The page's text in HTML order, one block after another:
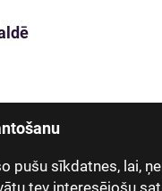
pušu sīkdatnes, lai,
tev interesējošu